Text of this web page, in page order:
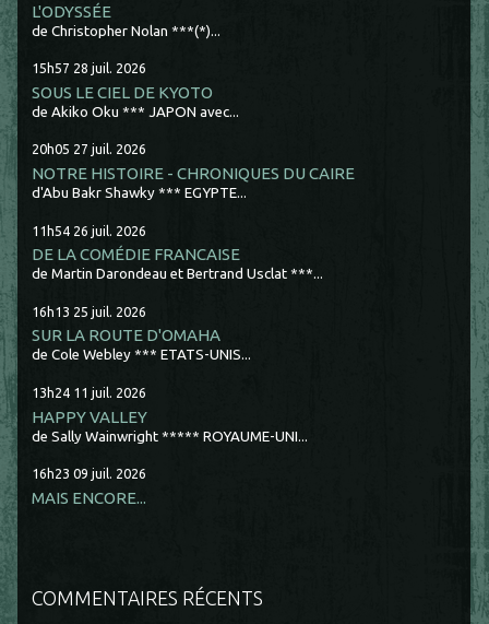
L'ODYSSÉE
de Christopher Nolan ***(*)...
15h57 28 juil. 2026
SOUS LE CIEL DE KYOTO
de Akiko Oku *** JAPON avec...
20h05 27 juil. 2026
NOTRE HISTOIRE - CHRONIQUES DU CAIRE
d'Abu Bakr Shawky *** EGYPTE...
11h54 26 juil. 2026
DE LA COMÉDIE FRANCAISE
de Martin Darondeau et Bertrand Usclat ***...
16h13 25 juil. 2026
SUR LA ROUTE D'OMAHA
de Cole Webley *** ETATS-UNIS...
13h24 11 juil. 2026
HAPPY VALLEY
de Sally Wainwright ***** ROYAUME-UNI...
16h23 09 juil. 2026
MAIS ENCORE...
COMMENTAIRES RÉCENTS